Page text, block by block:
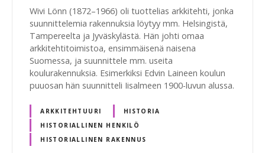
Wivi Lönn (1872–1966) oli tuottelias arkkitehti, jonka
suunnittelemia rakennuksia löytyy mm. Helsingistä,
Tampereelta ja Jyväskylästä. Hän johti omaa
arkkitehtitoimistoa, ensimmäisenä naisena
Suomessa, ja suunnittele mm. useita
koulurakennuksia. Esimerkiksi Edvin Laineen koulun
puuosan hän suunnitteli Iisalmeen 1900-luvun alussa.
ARKKITEHTUURI
HISTORIA
HISTORIALLINEN HENKILÖ
HISTORIALLINEN RAKENNUS